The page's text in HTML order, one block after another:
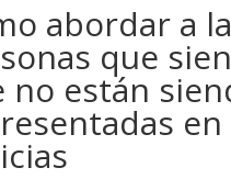
abordar a
que
no están
en